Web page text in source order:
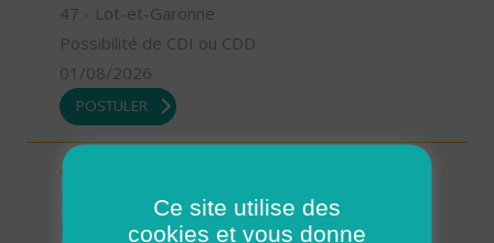
47 - Lot-et-Garonne
Possibilité de CDI ou CDD
01/08/2026
POSTULER
AUXILIAIRE DE VIE SOCIALE (H/F)
2A - Corse-du-Sud
Possibilité de CDI ou CDD
Ce site utilise des
cookies et vous donne